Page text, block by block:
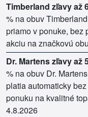
Timberland zľavy až
% na obuv
priamo v ponuke, bez
akciu na značkovú
Dr. Martens zľavy až
% na obuv Dr.
platia automaticky
ponuku na kvalitné
4.8.2026